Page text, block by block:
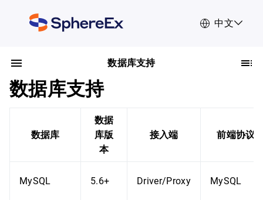
中文
数据库支持
数据库支持
数据库
数据
库版
本
接入端 前端协议
MySQL 5.6+ Driver/Proxy MySQL